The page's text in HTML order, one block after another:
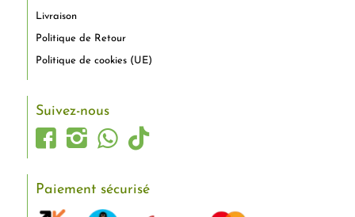
Livraison
Politique de Retour
Politique de cookies (UE)
Suivez-nous
Paiement sécurisé